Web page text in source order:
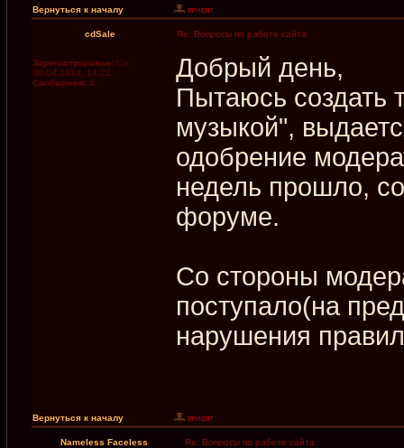
Вернуться к началу
cdSale Re: Вопросы по работе сайта
Зарегистрирован: Ср
30.04.2014, 14:22
Сообщения: 4
Добрый день,
Пытаюсь создать
музыкой",
одобрение
недель прошло,
форуме.
Со стороны
поступало(на
нарушения
Вернуться к началу
Nameless Faceless Re: Вопросы по работе сайта